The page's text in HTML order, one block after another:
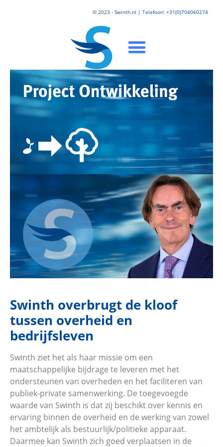
© 2023 - Swinth.nl | Telefoon: +31(0)704060274
Swinth overbrugt de kloof
tussen overheid en
bedrijfsleven
Swinth ziet het als haar missie om een
maatschappelijke bijdrage te leveren met het
ondersteunen van overheden en het faciliteren van
publiek-private samenwerking. De toegevoegde
waarde van Swinth is dat zij beschikt over kennis en
ervaring binnen de overheid en de werking van zowel
het ambtelijk als bestuurlijk/politieke apparaat.
Daarmee kan Swinth zich goed verplaatsen in de